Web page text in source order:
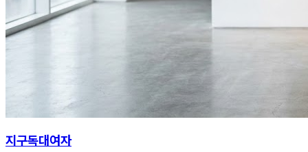
지구독대여자